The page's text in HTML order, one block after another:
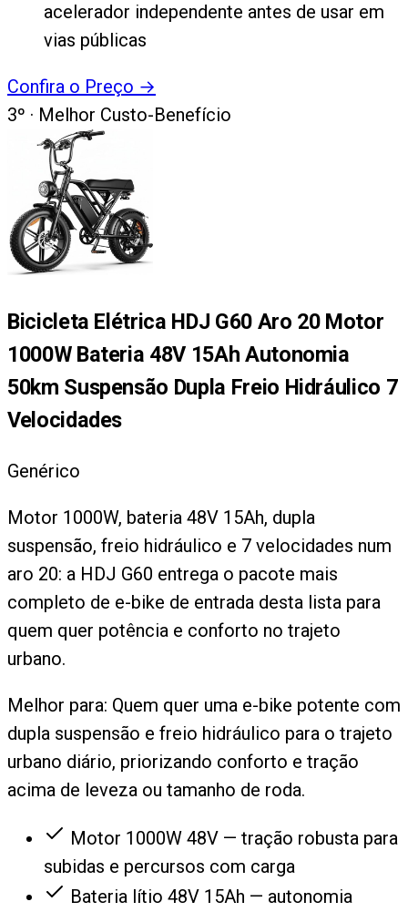
acelerador independente antes de usar em
vias públicas
Confira o Preço →
3º · Melhor Custo-Benefício
Bicicleta Elétrica HDJ G60 Aro 20 Motor
1000W Bateria 48V 15Ah Autonomia
50km Suspensão Dupla Freio Hidráulico 7
Velocidades
Genérico
Motor 1000W, bateria 48V 15Ah, dupla
suspensão, freio hidráulico e 7 velocidades num
aro 20: a HDJ G60 entrega o pacote mais
completo de e-bike de entrada desta lista para
quem quer potência e conforto no trajeto
urbano.
Melhor para: Quem quer uma e-bike potente com
dupla suspensão e freio hidráulico para o trajeto
urbano diário, priorizando conforto e tração
acima de leveza ou tamanho de roda.
Motor 1000W 48V — tração robusta para
subidas e percursos com carga
Bateria lítio 48V 15Ah — autonomia